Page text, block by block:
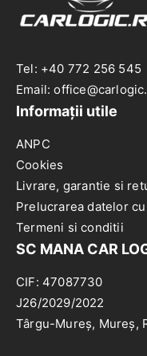
Tel: +40 772 256 545
Email:
Informații utile
ANPC
Cookies
Livrare, garantie si
Prelucrarea datelor
Termeni si conditii
SC MANA CAR
CIF: 47087730
J26/2029/2022
Târgu-Mureș, Mureș,